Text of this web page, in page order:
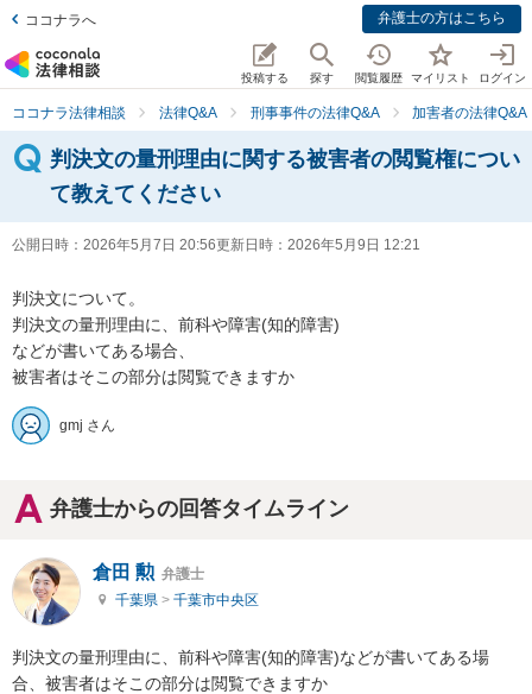
ココナラへ 弁護士の方はこちら
投稿する 探す 閲覧履歴 マイリスト ログイン
ココナラ法律相談 法律Q&A 刑事事件の法律Q&A 加害者の法律Q&A
判決文の量刑理由に関する被害者の閲覧権につい
て教えてください
公開日時： 2026年5月7日 20:56更新日時： 2026年5月9日 12:21
判決文について。
判決文の量刑理由に、前科や障害(知的障害)
などが書いてある場合、
被害者はそこの部分は閲覧できますか
gmj さん
弁護士からの回答タイムライン
倉田 勲 弁護士
千葉県 > 千葉市中央区
判決文の量刑理由に、前科や障害(知的障害)などが書いてある場
合、被害者はそこの部分は閲覧できますか